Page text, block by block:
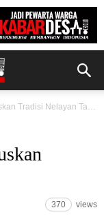
Tradisi Nelayan Tajum
370 views